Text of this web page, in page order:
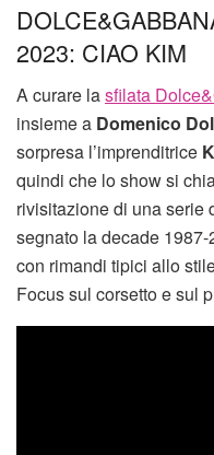
2023: CIAO KIM
A curare lasfilata
insieme a Domenico
sorpresa l’imprenditrice
quindi che lo show si
rivisitazione di una serie
segnato la decade
con rimandi tipici allo
Focus sul corsetto e sul